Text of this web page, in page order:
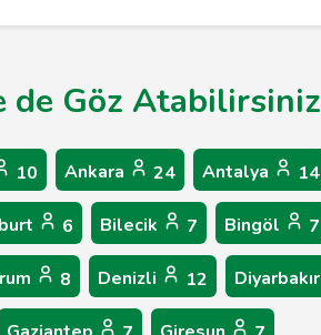
de Göz Atabilirsiniz
10 Ankara 24 Antalya 14
6 Bilecik 7 Bingöl 7
8 Denizli 12 Diyarbakır